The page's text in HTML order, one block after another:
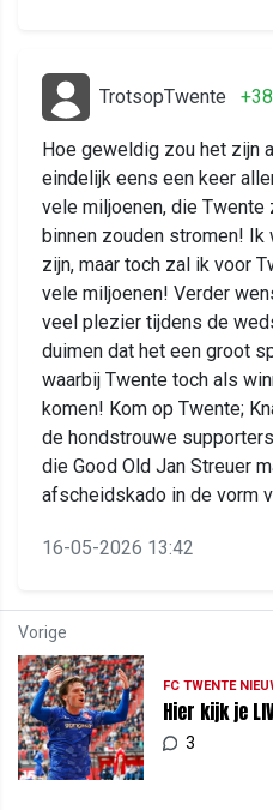
TrotsopTwente
Hoe geweldig zou het zijn
eindelijk eens een keer
vele miljoenen, die Twente
binnen zouden stromen!
zijn, maar toch zal ik voor
vele miljoenen! Verder
veel plezier tijdens de
duimen dat het een groot
waarbij Twente toch als
komen! Kom op Twente;
de hondstrouwe
die Good Old Jan Streuer
afscheidskado in de vorm
16-05-2026 13:42
Vorige
FC TWENTE
Hier kijk je
3